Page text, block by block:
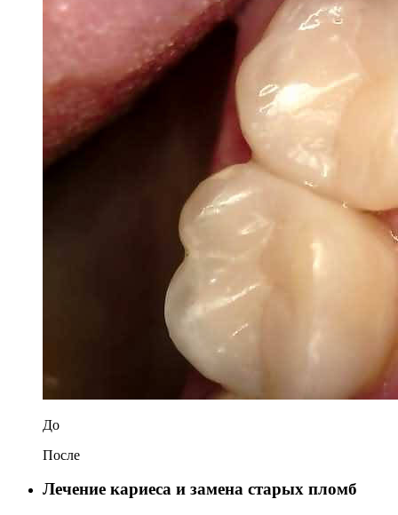
До
После
Лечение кариеса и замена старых пломб